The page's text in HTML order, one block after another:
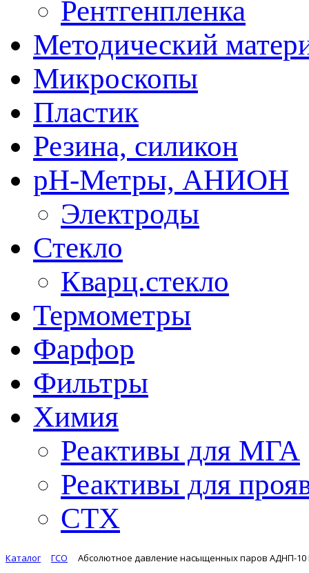
Рентгенпленка
Методический
Микроскопы
Пластик
Резина, силикон
рН-Метры, АНИОН
Электроды
Стекло
Кварц.стекло
Термометры
Фарфор
Фильтры
Химия
Реактивы для МГА
Реактивы для
СТХ
Каталог ГСО Абсолютное давление насыщенных паров АДНП-10